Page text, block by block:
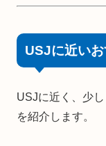
USJに近い
USJに近く、少
を紹介します。